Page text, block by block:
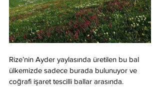
Rize’nin Ayder yaylasında üretilen bu bal
ülkemizde sadece burada bulunuyor ve
coğrafi işaret tescilli ballar arasında.